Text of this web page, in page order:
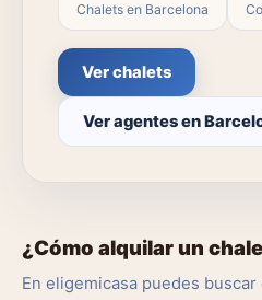
Chalets en Barcelona
Ver chalets
Ver agentes en
¿Cómo alquilar un
En eligemicasa puedes